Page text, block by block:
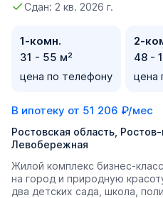
Сдан: 2 кв. 2026 г.
1-комн.
31 - 55 м²
цена по телефону
2-
48 -
цена
В ипотеку от 51 206 ₽/мес
Ростовская область,
Левобережная
Жилой комплекс бизнес-
на город и природную
два детских сада, школа,